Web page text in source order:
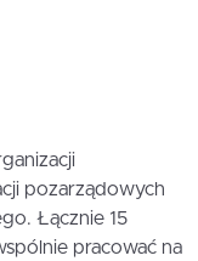
pozarządowych
Łącznie 15
pracować na